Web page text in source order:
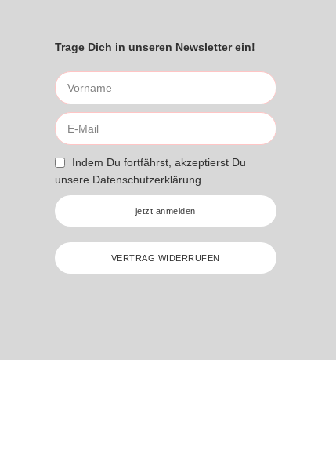
Trage Dich in unseren Newsletter ein!
Indem Du fortfährst, akzeptierst Du
unsere Datenschutzerklärung
jetzt anmelden
VERTRAG WIDERRUFEN